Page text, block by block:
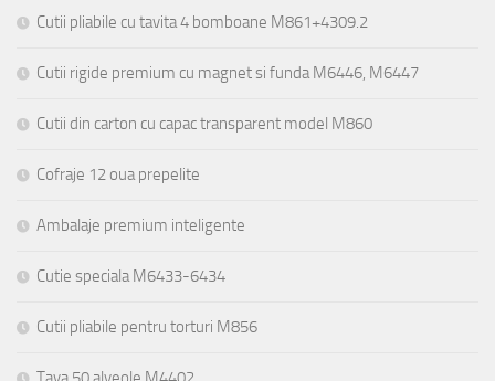
Cutii pliabile cu tavita 4 bomboane M861+4309.2
Cutii rigide premium cu magnet si funda M6446, M6447
Cutii din carton cu capac transparent model M860
Cofraje 12 oua prepelite
Ambalaje premium inteligente
Cutie speciala M6433-6434
Cutii pliabile pentru torturi M856